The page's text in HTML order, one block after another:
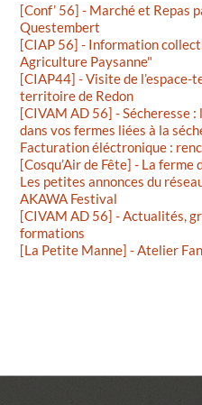
[Conf’ 56] - Marché et Repas
Questembert
[CIAP 56] - Information
Agriculture Paysanne"
[CIAP44] - Visite de l’espace-
territoire de Redon
[CIVAM AD 56] - Sécheresse
dans vos fermes liées à la
Facturation éléctronique :
[Cosqu’Air de Fête] - La
Les petites annonces du
AKAWA Festival
[CIVAM AD 56] - Actualités,
formations
[La Petite Manne] - Atelier